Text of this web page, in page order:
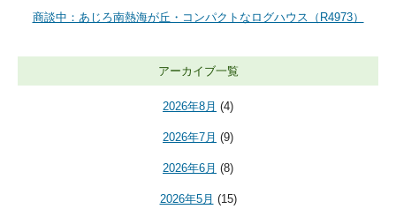
商談中：あじろ南熱海が丘・コンパクトなログハウス（R4973）
アーカイブ一覧
2026年8月 (4)
2026年7月 (9)
2026年6月 (8)
2026年5月 (15)